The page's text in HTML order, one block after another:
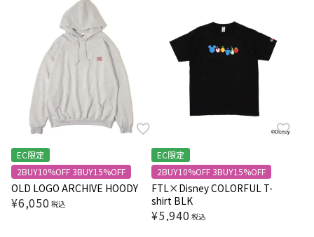
EC限定
2BUY10%OFF 3BUY15%OFF
OLD LOGO ARCHIVE HOODY
¥6,050 税込
EC限定
2BUY10%OFF 3BUY15%OFF
FTL×Disney COLORFUL T-
shirt BLK
¥5,940 税込